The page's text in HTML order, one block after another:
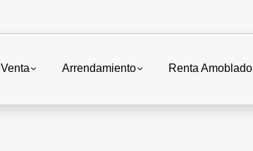
Venta Arrendamiento Renta Amoblado